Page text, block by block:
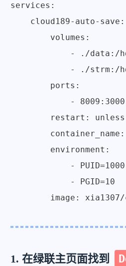
services:
    cloud189-auto-save:
        volumes:
- ./data:/
- ./strm:/
        ports:
            - 8009:3000
restart:
        environment:
            - PUID=1000
            - PGID=10
1. 在绿联主页面找到